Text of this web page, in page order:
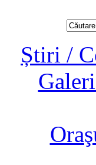
Știri /